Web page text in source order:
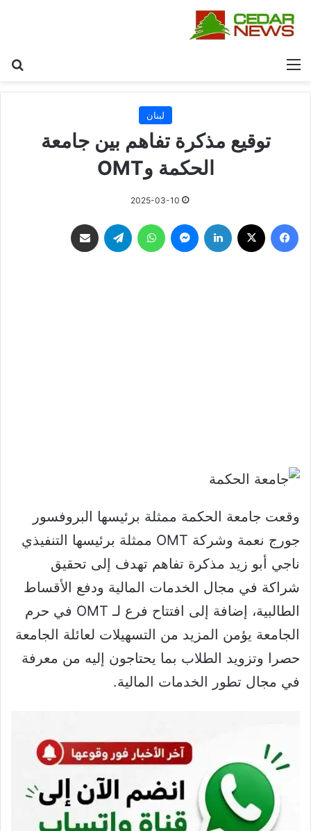
القائمة
لبنان
توقيع مذكرة تفاهم بين جامعة
الحكمة وOMT
2025-03-10
فيسبوك لينكدإن ماسنجر واتساب تيلقرام
وقعت جامعة الحكمة ممثلة برئيسها البروفسور
جورج نعمة وشركة OMT ممثلة برئيسها التنفيذي
ناجي أبو زيد مذكرة تفاهم تهدف إلى تحقيق
شراكة في مجال الخدمات المالية ودفع الأقساط
الطالبية، إضافة إلى افتتاح فرع لـ OMT في حرم
الجامعة يؤمن المزيد من التسهيلات لعائلة الجامعة
حصرا وتزويد الطلاب بما يحتاجون إليه من معرفة
في مجال تطور الخدمات المالية.